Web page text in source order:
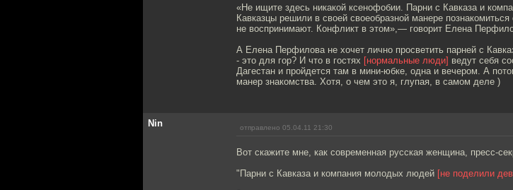
«Не ищите здесь никакой ксенофобии. Парни с Кавказа и
Кавказцы решили в своей своеобразной манере
не воспринимают. Конфликт в этом»,— говорит Елена
А Елена Перфилова не хочет лично просветить парней с
- это для гор? И что в гостях [нормальные люди] ведут себя
Дагестан и пройдется там в мини-юбке, одна и вечером. А
манер знакомства. Хотя, о чем это я, глупая, в самом деле )
Nin отправлено 05.04.11 21:30
Вот скажите мне, как современная русская женщина, пресс-
"Парни с Кавказа и компания молодых людей [не поделили